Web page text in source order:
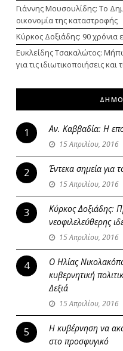
Γιάννης Μουσουλίδης: Το
οικονομία της καταστροφής
Κύρκος Δοξιάδης: 90 χρόνια
Ευκλείδης Τσακαλώτος:
για τις ιδιωτικοποιήσεις
1 Αν. Καββαδία: Η
15 Απριλίου, 2016
2 Έντεκα σημεία για
15 Απριλίου, 2016
3
Κύρκος Δοξιάδης:
νεοφιλελεύθερης
15 Απριλίου, 2016
4
Ο Ηλίας
κυβερνητική
Δεξιά
15 Απριλίου, 2016
5
Η κυβέρνηση να
στο προσφυγικό